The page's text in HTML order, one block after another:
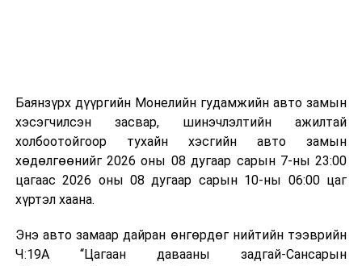
болон дулааны эрчим хүч үйлдвэрлэхэд ашиглаж
болдог. Зарим технологийн хувьд шаталтын дараа
үлдэх үнснээс фосфор зэрэг ашигт эрдсийг сэргээн
авах боломжтой аж.
Япон, Герман, Швейцар, Нидерланд, Өмнөд Солонгос
зэрэг улс лаг хатаах, шатаах технологийг ашиглаж
байна. Тухайлбал, Германд лаг шатаах үйлдвэрээс
гарсан үнснээс фосфор сэргээн авах технологи
Баянзүрх дүүргийн Монелийн гудамжийн авто замын
хэсэгчилсэн засвар, шинэчлэлтийн ажилтай
холбоотойгоор тухайн хэсгийн авто замын
хөдөлгөөнийг 2026 оны 08 дугаар сарын 7-ны 23:00
цагаас 2026 оны 08 дугаар сарын 10-ны 06:00 цаг
хүртэл хаана.
Энэ авто замаар дайран өнгөрдөг нийтийн тээврийн
Ч:19А “Цагаан давааны задгай-Сансарын